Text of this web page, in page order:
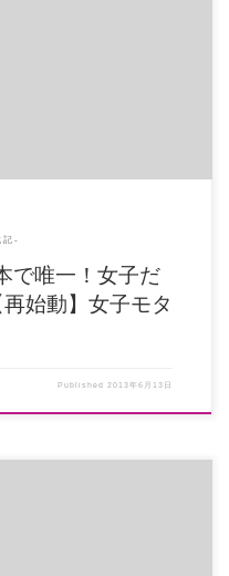
記-
で唯一！女子だ
始動】女子モタ
Published2013年6月13日